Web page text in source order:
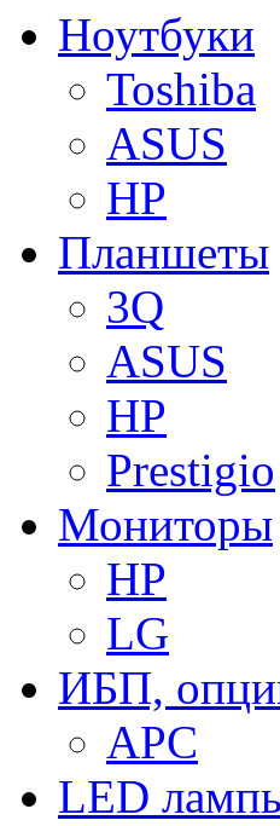
Ноутбуки
Toshiba
ASUS
HP
Планшеты
3Q
ASUS
HP
Prestigio
Мониторы
HP
LG
ИБП,
APC
LED